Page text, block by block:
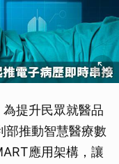
為提升民眾就醫品
部推動智慧醫療數
應用架構，讓